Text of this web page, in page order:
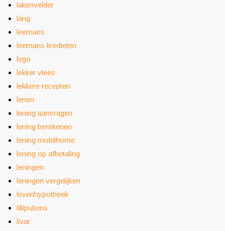
lakenvelder
lang
leemans
leemans kredieten
lego
lekker vlees
lekkere recepten
lenen
lening aanvragen
lening berekenen
lening mobilhome
lening op afbetaling
leningen
leningen vergelijken
levenhypotheek
lilliputiens
livar